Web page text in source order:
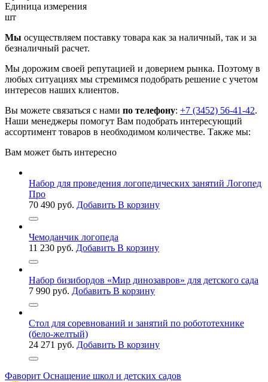
Единица измерения
шт
Мы осуществляем поставку товара как за наличный, так и за
безналичный расчет.
Мы дорожим своей репутацией и доверием рынка. Поэтому в
любых ситуациях мы стремимся подобрать решение с учетом
интересов наших клиентов.
Вы можете связаться с нами по телефону: +7 (3452) 56-41-42.
Наши менеджеры помогут Вам подобрать интересующий
ассортимент товаров в необходимом количестве. Также мы:
Вам может быть интересно
Набор для проведения логопедических занятий Логопед
Про
70 490 руб. Добавить В корзину
Чемоданчик логопеда
11 230 руб. Добавить В корзину
Набор бизибордов «Мир динозавров» для детского сада
7 990 руб. Добавить В корзину
Стол для соревнований и занятий по робототехнике
(бело-желтый)
24 271 руб. Добавить В корзину
Фаворит Оснащение школ и детских садов